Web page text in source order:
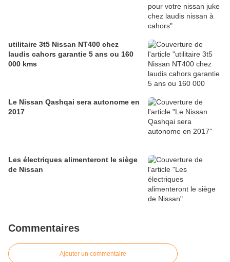
utilitaire 3t5 Nissan NT400 chez
laudis cahors garantie 5 ans ou 160
000 kms
Le Nissan Qashqai sera autonome en
2017
Les électriques alimenteront le siège
de Nissan
Commentaires
Ajouter un commentaire